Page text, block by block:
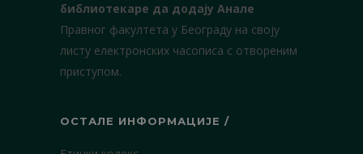
библиотекаре да додају Анале
Правног факултета у Београду на своју
листу електронских часописа с отвореним
приступом.
ОСТАЛЕ ИНФОРМАЦИЈЕ /